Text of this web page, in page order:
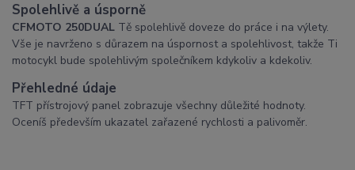
Spolehlivě a úsporně
CFMOTO 250DUAL Tě spolehlivě doveze do práce i na výlety.
Vše je navrženo s důrazem na úspornost a spolehlivost, takže Ti
motocykl bude spolehlivým společníkem kdykoliv a kdekoliv.
Přehledné údaje
TFT přístrojový panel zobrazuje všechny důležité hodnoty.
Oceníš především ukazatel zařazené rychlosti a palivoměr.